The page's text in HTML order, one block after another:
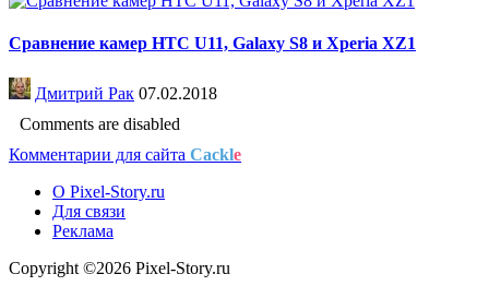
Сравнение камер HTC U11, Galaxy S8 и Xperia XZ1
Дмитрий Рак 07.02.2018
Comments are disabled
Комментарии для сайта Cackle
О Pixel-Story.ru
Для связи
Реклама
Copyright ©2026 Pixel-Story.ru